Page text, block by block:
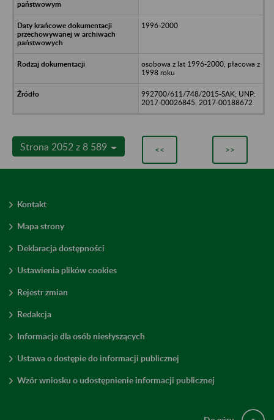
1996-2000
osobowa z lat 1996-2000, płacowa z
1998 roku
992700/611/748/2015-SAK; UNP:
2017-00026845, 2017-00188672
Strona 2052 z 8 589 << >>
Kontakt
Mapa strony
Deklaracja dostępności
Ustawienia plików cookies
Rejestr zmian
Redakcja
Informacje dla osób niesłyszących
Ustawa o dostępie do informacji publicznej
Wzór wniosku o udostępnienie informacji publicznej